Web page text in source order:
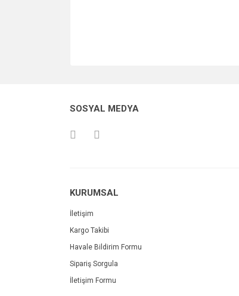
SOSYAL MEDYA
KURUMSAL
İletişim
Kargo Takibi
Havale Bildirim Formu
Sipariş Sorgula
İletişim Formu